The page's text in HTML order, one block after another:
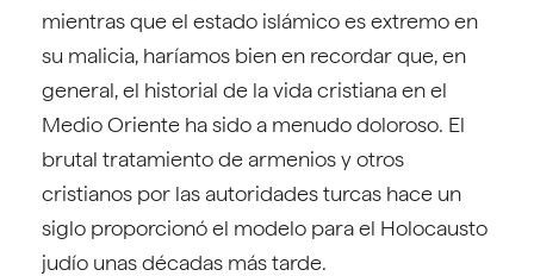
mientras que el estado islámico es extremo en
su malicia, haríamos bien en recordar que, en
general, el historial de la vida cristiana en el
Medio Oriente ha sido a menudo doloroso. El
brutal tratamiento de armenios y otros
cristianos por las autoridades turcas hace un
siglo proporcionó el modelo para el Holocausto
judío unas décadas más tarde.